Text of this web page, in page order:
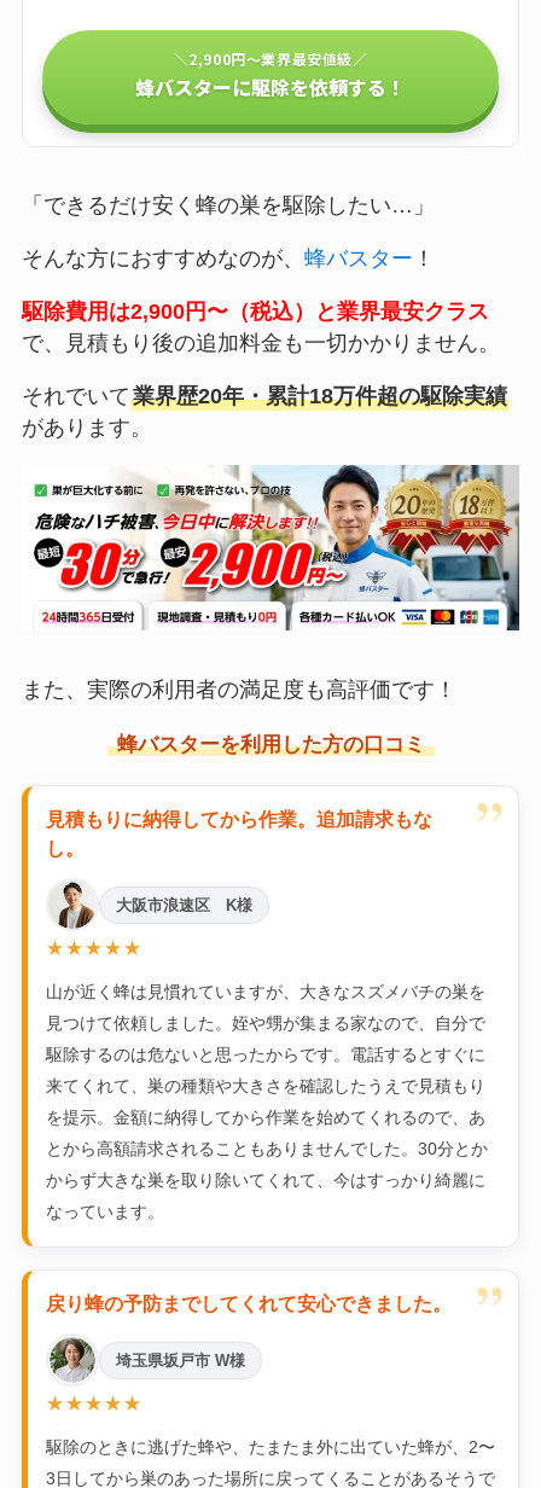
＼2,900円〜業界最安値級／
蜂バスターに駆除を依頼する！
「できるだけ安く蜂の巣を駆除したい…」
そんな方におすすめなのが、 蜂バスター ！
駆除費用は2,900円〜（税込）と業界最安クラス
で、見積もり後の追加料金も一切かかりません。
それでいて業界歴20年・累計18万件超の駆除実績
があります。
また、実際の利用者の満足度も高評価です！
蜂バスターを利用した方の口コミ
”
見積もりに納得してから作業。追加請求もな
し。
大阪市浪速区 K様
★★★★★
山が近く蜂は見慣れていますが、大きなスズメバチの巣を
見つけて依頼しました。姪や甥が集まる家なので、自分で
駆除するのは危ないと思ったからです。電話するとすぐに
来てくれて、巣の種類や大きさを確認したうえで見積もり
を提示。金額に納得してから作業を始めてくれるので、あ
とから高額請求されることもありませんでした。30分とか
からず大きな巣を取り除いてくれて、今はすっかり綺麗に
なっています。
”
戻り蜂の予防までしてくれて安心できました。
埼玉県坂戸市 W様
★★★★★
駆除のときに逃げた蜂や、たまたま外に出ていた蜂が、2〜
3日してから巣のあった場所に戻ってくることがあるそうで